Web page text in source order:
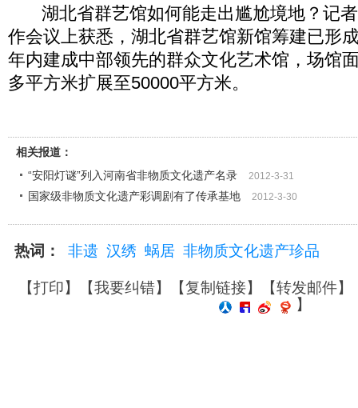
湖北省群艺馆如何能走出尴尬境地？记者
作会议上获悉，湖北省群艺馆新馆筹建已形
年内建成中部领先的群众文化艺术馆，场馆
多平方米扩展至50000平方米。
相关报道：
“安阳灯谜”列入河南省非物质文化遗产名录
2012-3-31
国家级非物质文化遗产彩调剧有了传承基地 2012-3-30
热词： 非遗 汉绣 蜗居 非物质文化遗产珍品
【打印】【我要纠错】【复制链接】【转发邮件】
】